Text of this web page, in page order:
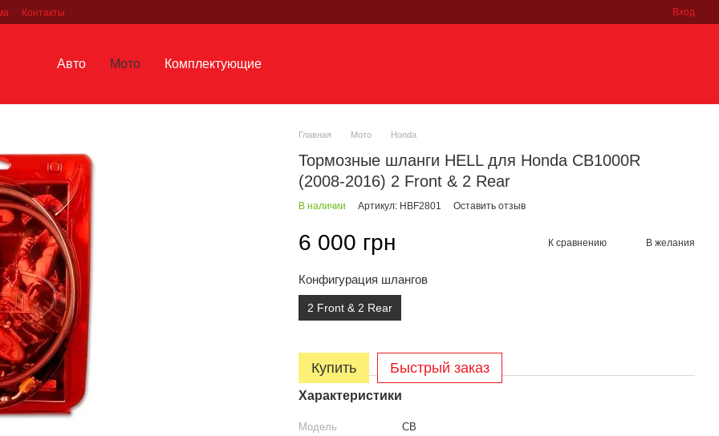
Контакты Вход
Авто Мото Комплектующие
Главная Мото Honda
Тормозные шланги HELL для Honda CB1000R
(2008-2016) 2 Front & 2 Rear
В наличии Артикул: HBF2801 Оставить отзыв
6 000 грн К сравнению В желания
Конфигурация шлангов
2 Front & 2 Rear
Купить Быстрый заказ
Характеристики
Модель
CB